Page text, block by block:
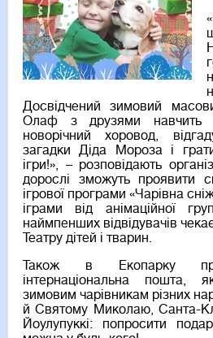
Досвідчений зимовий
Олаф з друзями навчить
новорічний хоровод,
загадки Діда Мороза і
ігри!», – розповідають
дорослі зможуть проявити
ігрової програми «Чарівна
іграми від анімаційної
наймпенших відвідувачів
Театру дітей і тварин.
Також в Екопарку
інтернаціональна пошта,
зимовим чарівникам різних
й Святому Миколаю, Санта-
Йоулупуккі: попросити